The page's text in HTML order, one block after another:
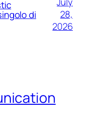
di
28,
2026